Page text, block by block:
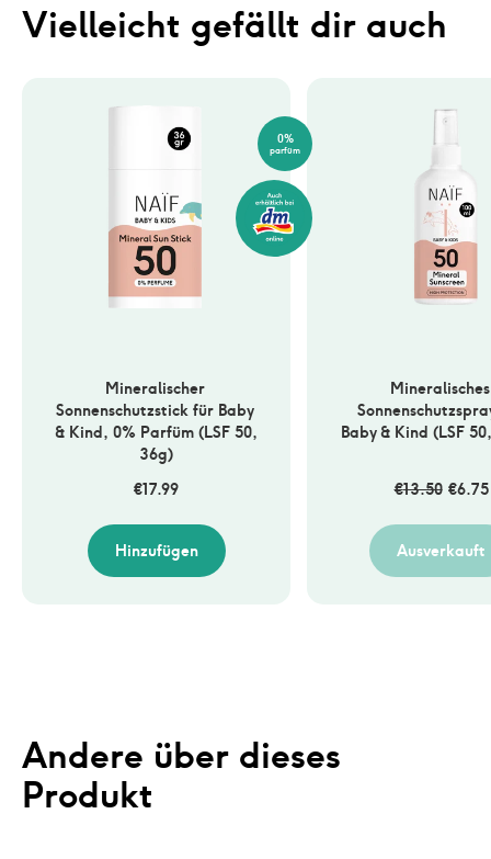
Vielleicht gefällt dir auch
0%
parfüm
Mineralischer
Sonnenschutzstick für Baby
& Kind, 0% Parfüm (LSF 50,
36g)
€17.99
Hinzufügen
Mineralisches
Baby & Kind (LSF
€13.50 €6.75
Ausverkauft
Andere über dieses
Produkt